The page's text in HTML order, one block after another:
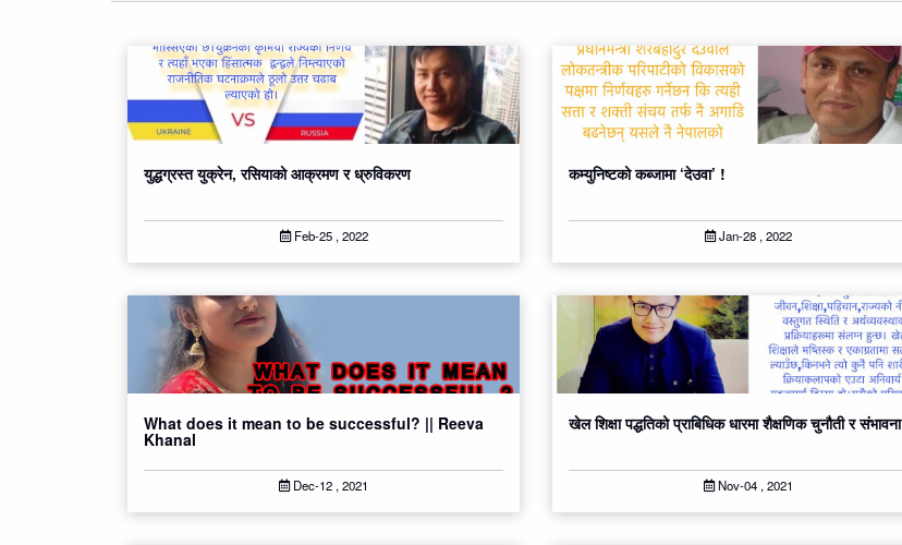
युद्धग्रस्त युक्रेन, रसियाको आक्रमण र ध्रुविकरण
Feb-25 , 2022
कम्युनिष्टको कब्जामा ‘देउवा’ !
Jan-28 , 2022
What does it mean to be successful? || Reeva
Khanal
Dec-12 , 2021
खेल शिक्षा पद्धतिको प्राबिधिक धारमा शैक्षणिक चुनौती र संभावना
Nov-04 , 2021